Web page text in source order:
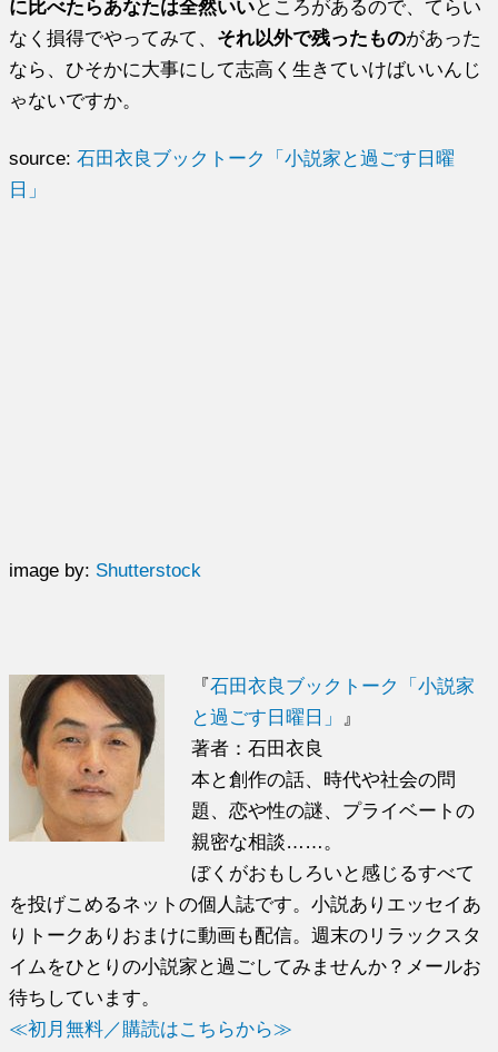
に比べたらあなたは全然いいところがあるので、てらい
なく損得でやってみて、 それ以外で残ったものがあった
なら、ひそかに大事にして志高く生きていけばいいんじ
ゃないですか。
source:石田衣良ブックトーク「小説家と過ごす日曜
日」
image by: Shutterstock
『石田衣良ブックトーク「小説家
と過ごす日曜日」
』
著者：石田衣良
本と創作の話、時代や社会の問
題、恋や性の謎、プライベートの
親密な相談……。
ぼくがおもしろいと感じるすべて
を投げこめるネットの個人誌です。小説ありエッセイあ
りトークありおまけに動画も配信。週末のリラックスタ
イムをひとりの小説家と過ごしてみませんか？メールお
待ちしています。
≪初月無料／購読はこちらから≫